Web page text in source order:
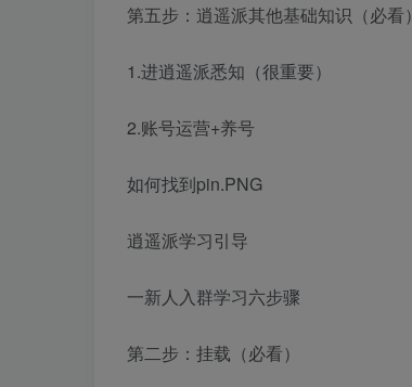
第五步：逍遥派其他基础知识（必看）
1.进逍遥派悉知（很重要）
2.账号运营+养号
如何找到pin.PNG
逍遥派学习引导
一新人入群学习六步骤
第二步：挂载（必看）